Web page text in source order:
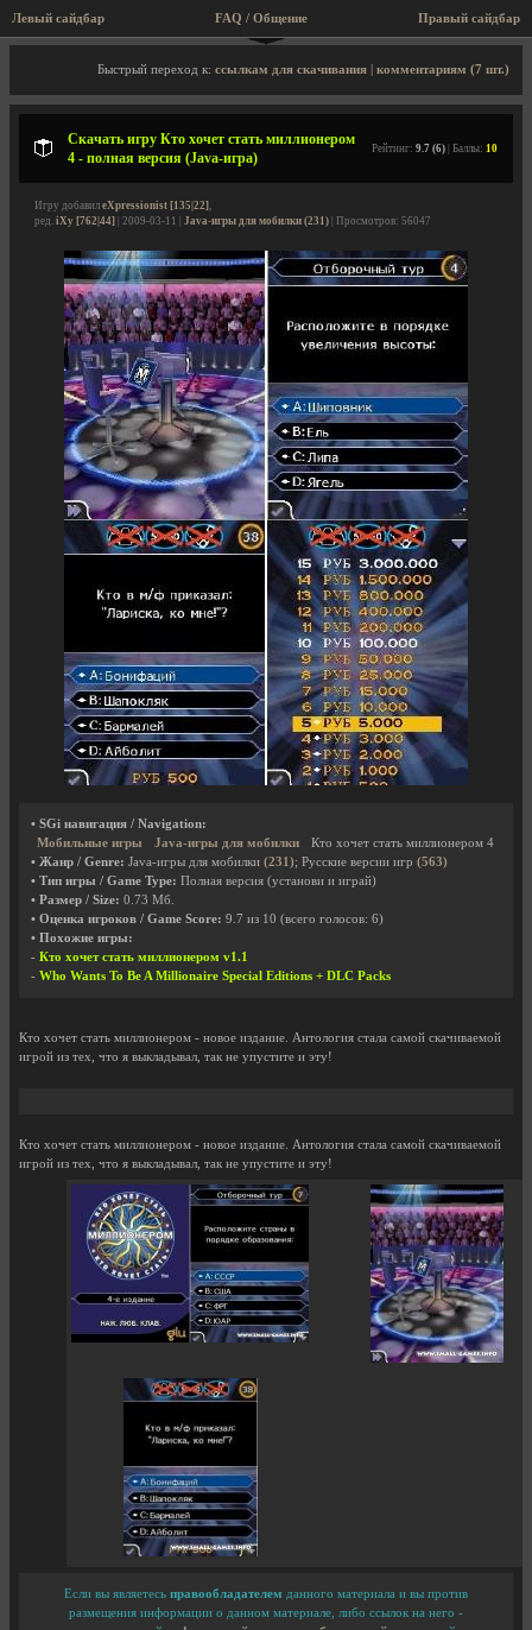
Левый сайдбар Правый сайдбар
FAQ / Общение
Описание игры, скриншоты, видео
Быстрый переход к: ссылкам для скачивания комментариям (7 шт.)
Скачать игру Кто хочет стать миллионером
4 - полная версия (Java-игра)
Рейтинг: 9.7 (6) | Баллы: 10
Игру добавил eXpressionist [135|22],
ред. iXy [762|44] | 2009-03-11 | Java-игры для мобилки (231) | Просмотров: 56047
• SGi навигация / Navigation:
Мобильные игры
Java-игры для мобилки
Кто хочет стать миллионером 4
• Жанр / Genre: Java-игры для мобилки (231); Русские версии игр (563)
• Тип игры / Game Type: Полная версия (установи и играй)
• Размер / Size: 0.73 Мб.
• Оценка игроков / Game Score: 9.7 из 10 (всего голосов: 6)
• Похожие игры:
- Кто хочет стать миллионером v1.1
- Who Wants To Be A Millionaire Special Editions + DLC Packs
Кто хочет стать миллионером - новое издание. Антология стала самой скачиваемой
игрой из тех, что я выкладывал, так не упустите и эту!
Кто хочет стать миллионером - новое издание. Антология стала самой скачиваемой
игрой из тех, что я выкладывал, так не упустите и эту!
Если вы являетесь правообладателем данного материала и вы против
размещения информации о данном материале, либо ссылок на него -